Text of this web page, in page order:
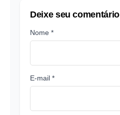
Deixe seu comentário
Nome *
E-mail *